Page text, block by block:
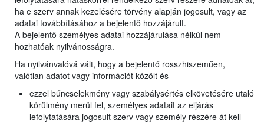
ha e szerv annak kezelésére törvény alapján jogosult, vagy az
adatai továbbításához a bejelentő hozzájárult.
A bejelentő személyes adatai hozzájárulása nélkül nem
hozhatóak nyilvánosságra.
Ha nyilvánvalóvá vált, hogy a bejelentő rosszhiszeműen,
valótlan adatot vagy információt közölt és
ezzel bűncselekmény vagy szabálysértés elkövetésére utaló
körülmény merül fel, személyes adatait az eljárás
lefolytatására jogosult szerv vagy személy részére át kell